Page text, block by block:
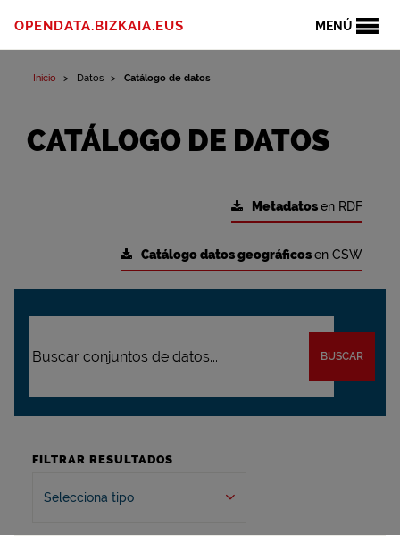
MENÚ
OPENDATA.BIZKAIA.EUS
Inicio Datos Catálogo de datos
CATÁLOGO DE DATOS
Metadatosen RDF
Catálogo datos geográficosen CSW
BUSCAR
FILTRAR RESULTADOS
Selecciona tipo